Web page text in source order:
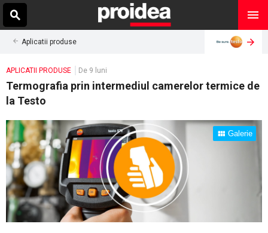
Aplicatii produse
APLICATII PRODUSE De 9 luni
Termografia prin intermediul camerelor termice de
la Testo
Galerie